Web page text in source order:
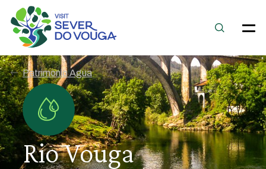
Patrimonio Agua
Rio Vouga